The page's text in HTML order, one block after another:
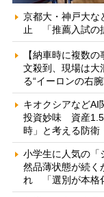
京都大・神戸大な
止 「推薦入試の
【納車時に複数
文殺到、現場は
る“イーロンの右
キオクシアなどAI
投資妙味 資産1.5
時」と考える防衛
小学生に人気の
然品薄状態が続く
れ 「選別が本格